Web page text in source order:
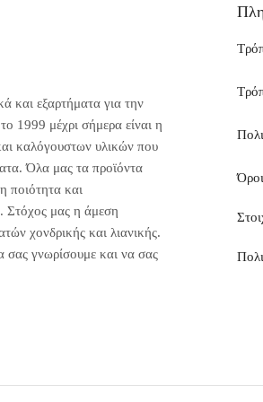
και εξαρτήματα για την
1999 μέχρι σήμερα είναι η
καλόγουστων υλικών που
Όλα μας τα προϊόντα
ποιότητα και
Στόχος μας η άμεση
χονδρικής και λιανικής.
σας γνωρίσουμε και να σας